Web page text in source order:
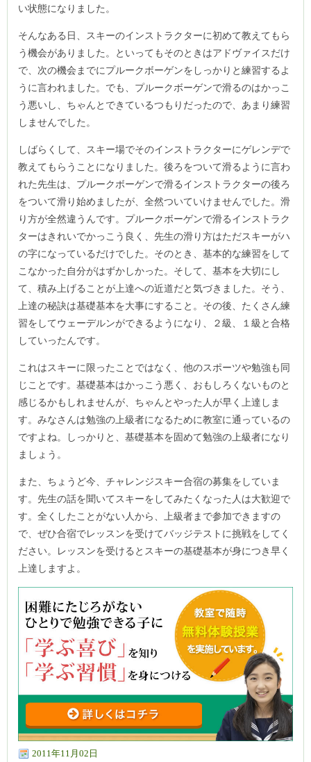
い状態になりました。
そんなある日、スキーのインストラクターに初めて教えてもら
う機会がありました。といってもそのときはアドヴァイスだけ
で、次の機会までにプルークボーゲンをしっかりと練習するよ
うに言われました。でも、プルークボーゲンで滑るのはかっこ
う悪いし、ちゃんとできているつもりだったので、あまり練習
しませんでした。
しばらくして、スキー場でそのインストラクターにゲレンデで
教えてもらうことになりました。後ろをついて滑るように言わ
れた先生は、プルークボーゲンで滑るインストラクターの後ろ
をついて滑り始めましたが、全然ついていけませんでした。滑
り方が全然違うんです。プルークボーゲンで滑るインストラク
ターはきれいでかっこう良く、先生の滑り方はただスキーがハ
の字になっているだけでした。そのとき、基本的な練習をして
こなかった自分がはずかしかった。そして、基本を大切にし
て、積み上げることが上達への近道だと気づきました。そう、
上達の秘訣は基礎基本を大事にすること。その後、たくさん練
習をしてウェーデルンができるようになり、２級、１級と合格
していったんです。
これはスキーに限ったことではなく、他のスポーツや勉強も同
じことです。基礎基本はかっこう悪く、おもしろくないものと
感じるかもしれませんが、ちゃんとやった人が早く上達しま
す。みなさんは勉強の上級者になるために教室に通っているの
ですよね。しっかりと、基礎基本を固めて勉強の上級者になり
ましょう。
また、ちょうど今、チャレンジスキー合宿の募集をしていま
す。先生の話を聞いてスキーをしてみたくなった人は大歓迎で
す。全くしたことがない人から、上級者まで参加できますの
で、ぜひ合宿でレッスンを受けてバッジテストに挑戦をしてく
ださい。レッスンを受けるとスキーの基礎基本が身につき早く
上達しますよ。
2011年11月02日